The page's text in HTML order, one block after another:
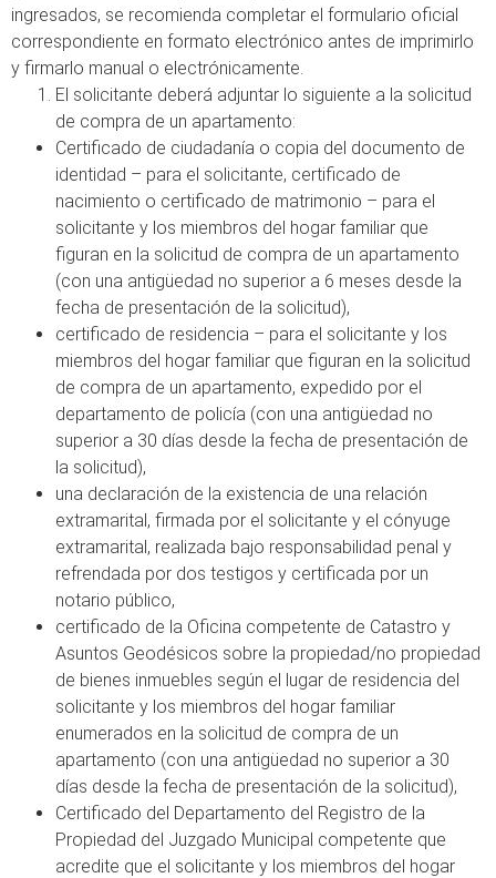
ingresados, se recomienda completar el formulario oficial
correspondiente en formato electrónico antes de imprimirlo
y firmarlo manual o electrónicamente.
El solicitante deberá adjuntar lo siguiente a la solicitud
de compra de un apartamento:
Certificado de ciudadanía o copia del documento de
identidad – para el solicitante, certificado de
nacimiento o certificado de matrimonio – para el
solicitante y los miembros del hogar familiar que
figuran en la solicitud de compra de un apartamento
(con una antigüedad no superior a 6 meses desde la
fecha de presentación de la solicitud),
certificado de residencia – para el solicitante y los
miembros del hogar familiar que figuran en la solicitud
de compra de un apartamento, expedido por el
departamento de policía (con una antigüedad no
superior a 30 días desde la fecha de presentación de
la solicitud),
una declaración de la existencia de una relación
extramarital, firmada por el solicitante y el cónyuge
extramarital, realizada bajo responsabilidad penal y
refrendada por dos testigos y certificada por un
notario público,
certificado de la Oficina competente de Catastro y
Asuntos Geodésicos sobre la propiedad/no propiedad
de bienes inmuebles según el lugar de residencia del
solicitante y los miembros del hogar familiar
enumerados en la solicitud de compra de un
apartamento (con una antigüedad no superior a 30
días desde la fecha de presentación de la solicitud),
Certificado del Departamento del Registro de la
Propiedad del Juzgado Municipal competente que
acredite que el solicitante y los miembros del hogar